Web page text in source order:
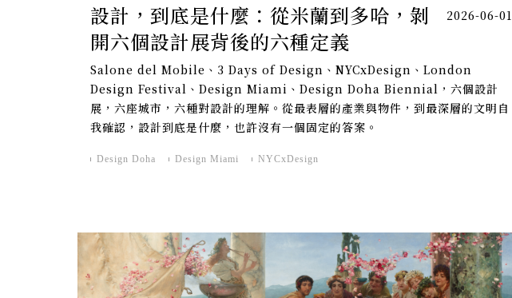
設計，到底是什麼：從米蘭到多哈，剝
開六個設計展背後的六種定義
2026-06-01
Salone del Mobile、3 Days of Design、NYCxDesign、London
Design Festival、Design Miami、Design Doha Biennial，六個設計
展，六座城市，六種對設計的理解。從最表層的產業與物件，到最深層的文明自
我確認，設計到底是什麼，也許沒有一個固定的答案。
Design Doha Design Miami NYCxDesign